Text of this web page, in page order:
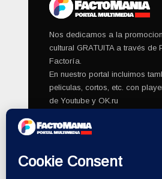
Nos dedicamos a la
cultural GRATUITA a través de
Factoría.
En nuestro portal incluimos
peliculas, cortos, etc. con
de Youtube y OK.ru
© 2026 - Factomania. All Rights